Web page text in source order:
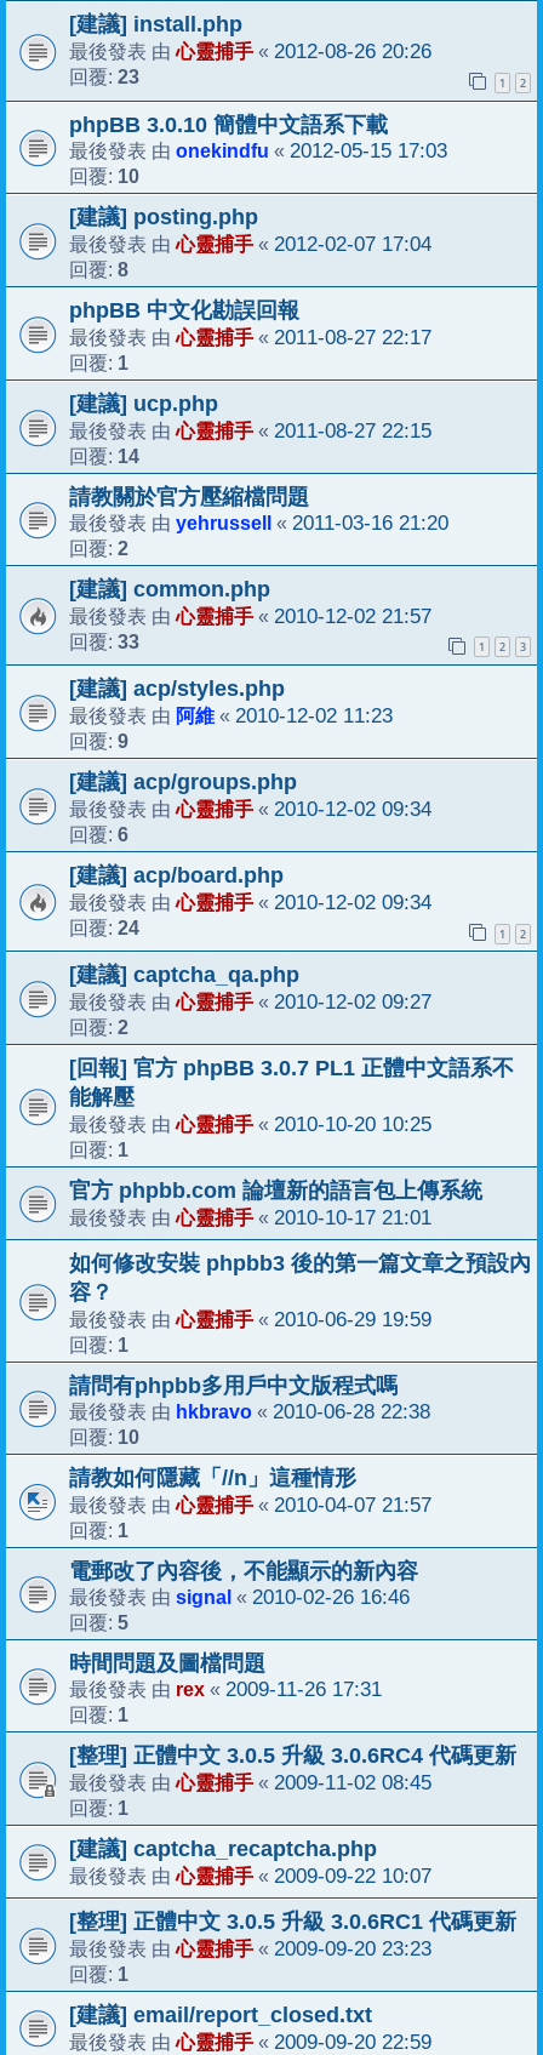
[建議] install.php
最後發表 由心靈捕手 « 2012-08-26 20:26
回覆: 23 1 2
phpBB 3.0.10 簡體中文語系下載
最後發表 由 onekindfu « 2012-05-15 17:03
回覆: 10
[建議] posting.php
最後發表 由心靈捕手 « 2012-02-07 17:04
回覆: 8
phpBB 中文化勘誤回報
最後發表 由心靈捕手 « 2011-08-27 22:17
回覆: 1
[建議] ucp.php
最後發表 由心靈捕手 « 2011-08-27 22:15
回覆: 14
請教關於官方壓縮檔問題
最後發表 由 yehrussell « 2011-03-16 21:20
回覆: 2
[建議] common.php
最後發表 由心靈捕手 « 2010-12-02 21:57
回覆: 33 1 2 3
[建議] acp/styles.php
最後發表 由 阿維 « 2010-12-02 11:23
回覆: 9
[建議] acp/groups.php
最後發表 由心靈捕手 « 2010-12-02 09:34
回覆: 6
[建議] acp/board.php
最後發表 由心靈捕手 « 2010-12-02 09:34
回覆: 24 1 2
[建議] captcha_qa.php
最後發表 由心靈捕手 « 2010-12-02 09:27
回覆: 2
[回報] 官方 phpBB 3.0.7 PL1 正體中文語系不
能解壓
最後發表 由心靈捕手 « 2010-10-20 10:25
回覆: 1
官方 phpbb.com 論壇新的語言包上傳系統
最後發表 由心靈捕手 « 2010-10-17 21:01
如何修改安裝 phpbb3 後的第一篇文章之預設內
容？
最後發表 由心靈捕手 « 2010-06-29 19:59
回覆: 1
請問有phpbb多用戶中文版程式嗎
最後發表 由 hkbravo « 2010-06-28 22:38
回覆: 10
請教如何隱藏「//n」這種情形
最後發表 由心靈捕手 « 2010-04-07 21:57
回覆: 1
電郵改了內容後，不能顯示的新內容
最後發表 由 signal « 2010-02-26 16:46
回覆: 5
時間問題及圖檔問題
最後發表 由 rex « 2009-11-26 17:31
回覆: 1
[整理] 正體中文 3.0.5 升級 3.0.6RC4 代碼更新
最後發表 由心靈捕手 « 2009-11-02 08:45
回覆: 1
[建議] captcha_recaptcha.php
最後發表 由心靈捕手 « 2009-09-22 10:07
[整理] 正體中文 3.0.5 升級 3.0.6RC1 代碼更新
最後發表 由心靈捕手 « 2009-09-20 23:23
回覆: 1
[建議] email/report_closed.txt
最後發表 由心靈捕手 « 2009-09-20 22:59